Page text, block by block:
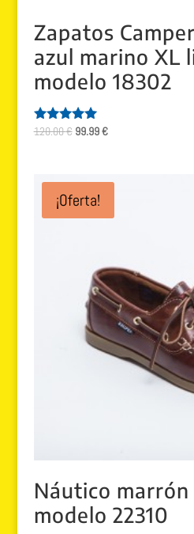
Zapatos
azul marino XL
modelo 18302
Valorado
120.00€ El
era:
120.00 €.
99.99€El
es:
¡Oferta!
Náutico marrón
modelo 22310